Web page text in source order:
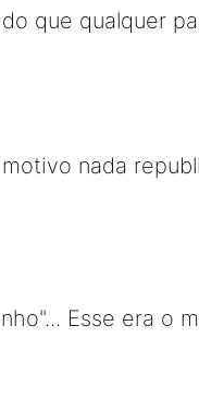
que qualquer
nada
Esse era o